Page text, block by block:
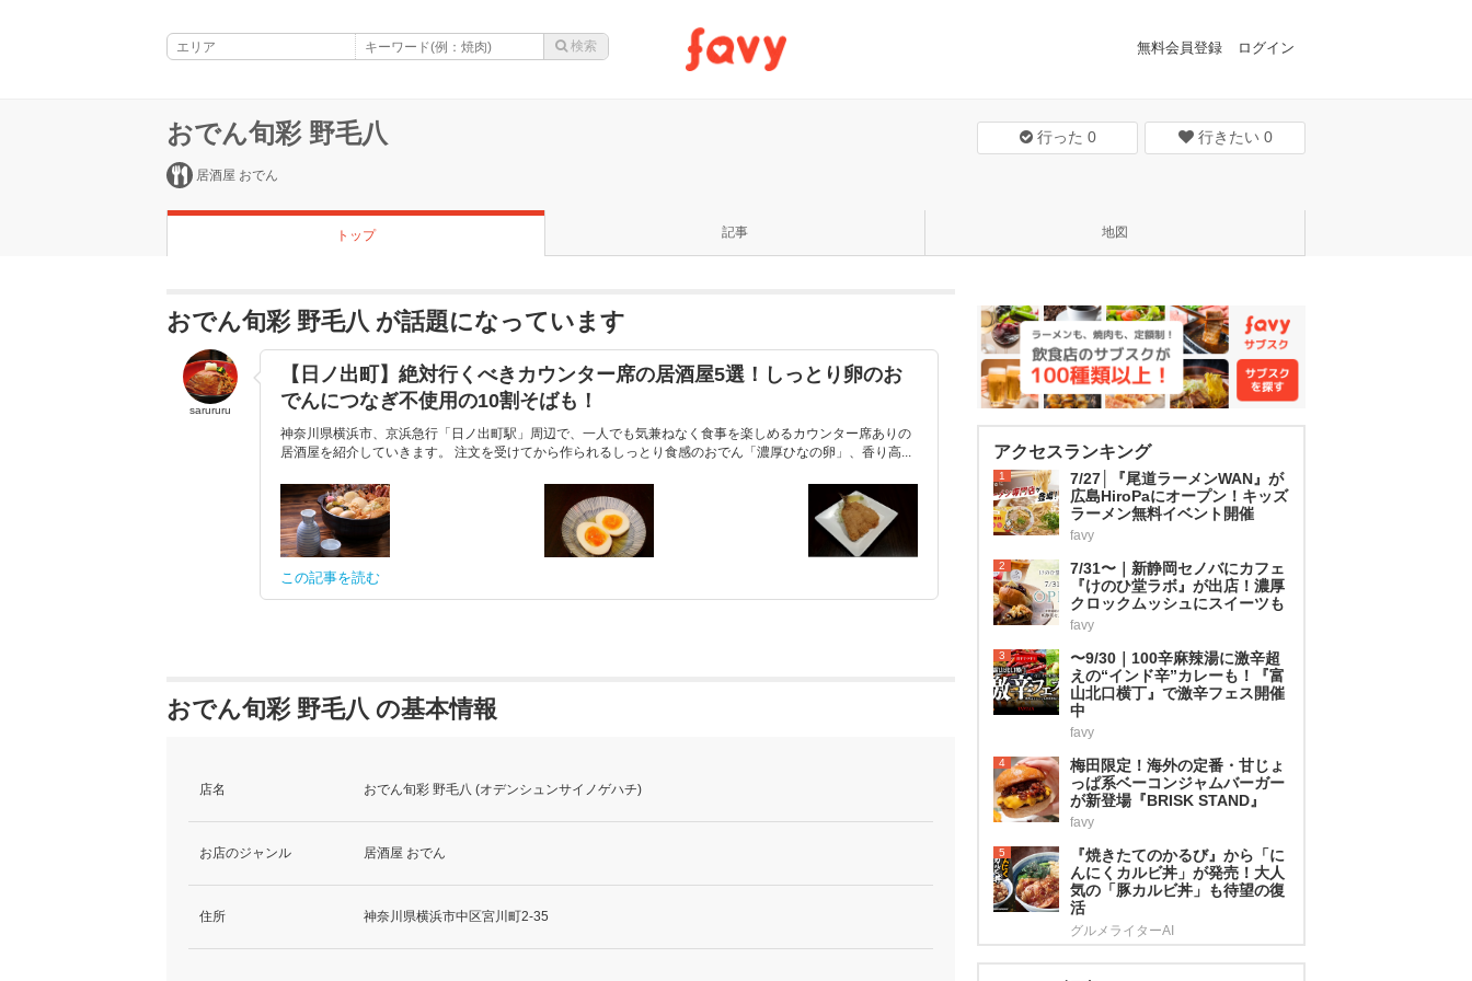
無料会員登録 ログイン
おでん旬彩 野毛八
居酒屋 おでん
行った 0 行きたい 0
トップ 記事 地図
おでん旬彩 野毛八 が話題になっています
sarururu
【日ノ出町】絶対行くべきカウンター席の居酒屋5選！しっとり卵のお
でんにつなぎ不使用の10割そばも！
神奈川県横浜市、京浜急行「日ノ出町駅」周辺で、一人でも気兼ねなく食事を楽しめるカウンター席ありの
居酒屋を紹介していきます。 注文を受けてから作られるしっとり食感のおでん「濃厚ひなの卵」、香り高...
この記事を読む
おでん旬彩 野毛八 の基本情報
店名 おでん旬彩 野毛八 (オデンシュンサイノゲハチ)
お店のジャンル 居酒屋 おでん
住所 神奈川県横浜市中区宮川町2-35
アクセスランキング
1
7/27│『尾道ラーメンWAN』が
広島HiroPaにオープン！キッズ
ラーメン無料イベント開催
favy
2
7/31〜｜新静岡セノバにカフェ
『けのひ堂ラボ』が出店！濃厚
クロックムッシュにスイーツも
favy
3
〜9/30｜100辛麻辣湯に激辛超
えの“インド辛”カレーも！『富
山北口横丁』で激辛フェス開催
中
favy
4
梅田限定！海外の定番・甘じょ
っぱ系ベーコンジャムバーガー
が新登場『BRISK STAND』
favy
5
『焼きたてのかるび』から「に
んにくカルビ丼」が発売！大人
気の「豚カルビ丼」も待望の復
活
グルメライターAI